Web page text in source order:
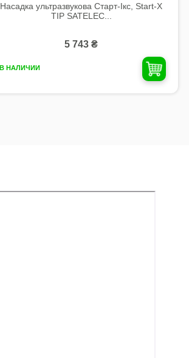
Насадка ультразвукова Старт-Ікс, Start-X
TIP SATELEC...
5 743 ₴
В НАЛИЧИИ